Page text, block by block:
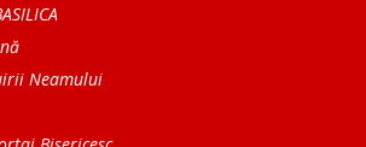
Neamului